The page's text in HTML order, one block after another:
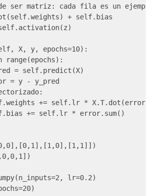
ser matriz: cada fila es un ejemplo
+ self.bias
X, y, epochs=10):
range(epochs):
= self.predict(X)
= y - y_pred
+= self.lr * X.T.dot(error)
+= self.lr * error.sum()
lr=0.2)